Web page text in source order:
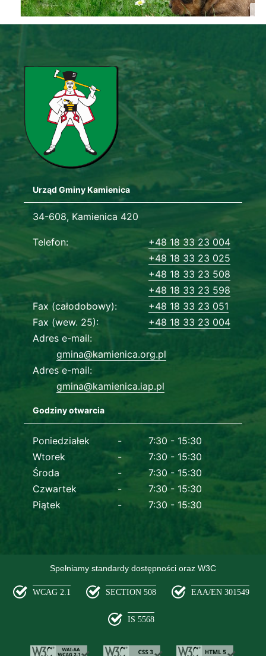
Urząd Gminy Kamienica
Adres urzędu
34-608, Kamienica 420
Dane kontaktowe
Telefon
+48 18 33 23 004
+48 18 33 23 025
+48 18 33 23 508
+48 18 33 23 598
Fax (całodobowy)
+48 18 33 23 051
Fax (wew. 25)
+48 18 33 23 004
Adres e-mail
gmina@kamienica.org.pl
Adres e-mail
gmina@kamienica.iap.pl
Godziny otwarcia
Dane kontaktowe
Poniedziałek
7:30 - 15:30
Wtorek
7:30 - 15:30
Środa
7:30 - 15:30
Czwartek
7:30 - 15:30
Piątek
7:30 - 15:30
Spełniamy standardy dostępności oraz W3C
WCAG 2.1 SECTION 508 EAA/EN 301549
IS 5568